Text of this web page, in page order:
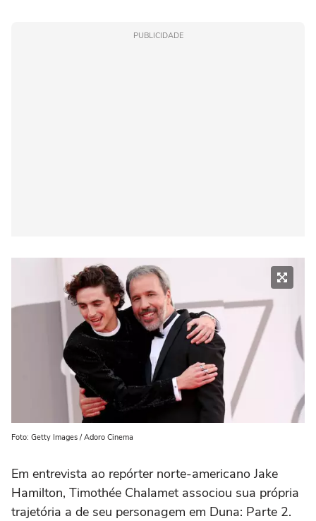
PUBLICIDADE
Foto: Getty Images / Adoro Cinema
Em entrevista ao repórter norte-americano Jake
Hamilton, Timothée Chalamet associou sua própria
trajetória a de seu personagem em Duna: Parte 2.